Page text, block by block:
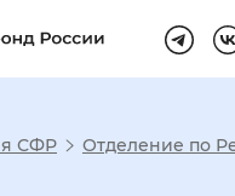
СФР Отделение по